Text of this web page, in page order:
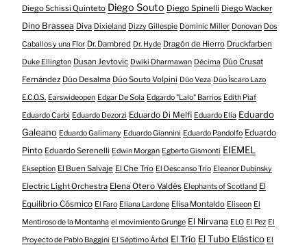
Diego Schissi Quinteto Diego Souto Diego Spinelli Diego Wacker
Dino Brassea Diva Dixieland Dizzy Gillespie Dominic Miller Donovan Dos
Caballos y una Flor Dr. Dambred Dr. Hyde Dragón de Hierro Druckfarben
Duke Ellington Dusan Jevtovic Dwiki Dharmawan Décima Dúo Crusat
Fernández Dúo Desalma Dúo Souto Volpini Dúo Veza Dúo Íscaro Lazo
E.C.O.S. Earswideopen Edgar De Sola Edgardo "Lalo" Barrios Edith Piaf
Eduardo Carbi Eduardo Dezorzi Eduardo Di Melfi Eduardo Elia Eduardo
Galeano Eduardo Galimany Eduardo Giannini Eduardo Pandolfo Eduardo
Pinto Eduardo Serenelli Edwin Morgan Egberto Gismonti EIEMEL
Ekseption El Buen Salvaje El Che Trío El Descanso Trío Eleanor Dubinsky
Electric Light Orchestra Elena Otero Valdés Elephants of Scotland El
Equilibrio Cósmico El Faro Eliana Lardone Elisa Montaldo Eliseon El
Mentiroso de la Montanha el movimiento Grunge El Nirvana ELO El Pez El
Proyecto de Pablo Baggini El Séptimo Árbol El Trío El Tubo Elástico El